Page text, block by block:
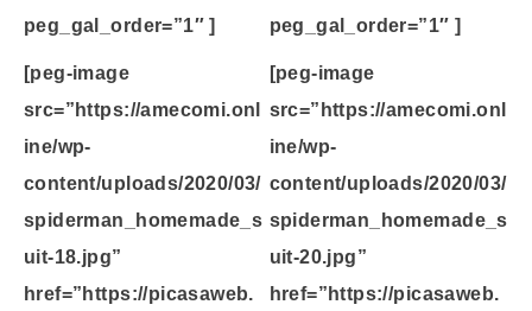
peg_gal_order=”1″ ]
peg_gal_order=”1″ ]
[peg-image
src=”https://amecomi.onl
ine/wp-
content/uploads/2020/03/
spiderman_homemade_s
uit-18.jpg”
href=”https://picasaweb.
[peg-image
src=”https://amecomi.onl
ine/wp-
content/uploads/2020/03/
spiderman_homemade_s
uit-20.jpg”
href=”https://picasaweb.